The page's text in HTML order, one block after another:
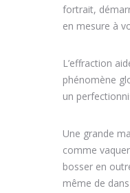
fortrait,
en mesure à
L’effraction
phénomène
un
Une grande
comme
bosser en
même de